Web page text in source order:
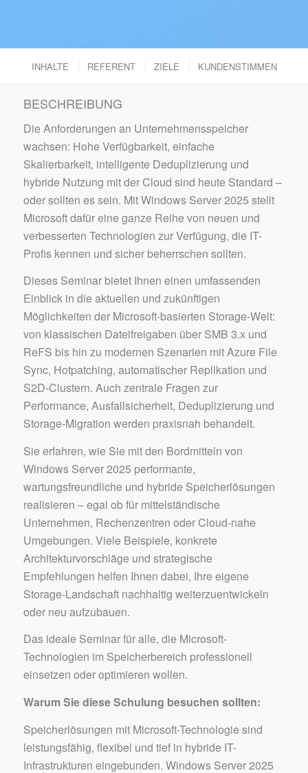
INHALTE REFERENT ZIELE KUNDENSTIMMEN
BESCHREIBUNG
Die Anforderungen an Unternehmensspeicher
wachsen: Hohe Verfügbarkeit, einfache
Skalierbarkeit, intelligente Deduplizierung und
hybride Nutzung mit der Cloud sind heute Standard –
oder sollten es sein. Mit Windows Server 2025 stellt
Microsoft dafür eine ganze Reihe von neuen und
verbesserten Technologien zur Verfügung, die IT-
Profis kennen und sicher beherrschen sollten.
Dieses Seminar bietet Ihnen einen umfassenden
Einblick in die aktuellen und zukünftigen
Möglichkeiten der Microsoft-basierten Storage-Welt:
von klassischen Dateifreigaben über SMB 3.x und
ReFS bis hin zu modernen Szenarien mit Azure File
Sync, Hotpatching, automatischer Replikation und
S2D-Clustern. Auch zentrale Fragen zur
Performance, Ausfallsicherheit, Deduplizierung und
Storage-Migration werden praxisnah behandelt.
Sie erfahren, wie Sie mit den Bordmitteln von
Windows Server 2025 performante,
wartungsfreundliche und hybride Speicherlösungen
realisieren – egal ob für mittelständische
Unternehmen, Rechenzentren oder Cloud-nahe
Umgebungen. Viele Beispiele, konkrete
Architekturvorschläge und strategische
Empfehlungen helfen Ihnen dabei, Ihre eigene
Storage-Landschaft nachhaltig weiterzuentwickeln
oder neu aufzubauen.
Das ideale Seminar für alle, die Microsoft-
Technologien im Speicherbereich professionell
einsetzen oder optimieren wollen.
Warum Sie diese Schulung besuchen sollten:
Speicherlösungen mit Microsoft-Technologie sind
leistungsfähig, flexibel und tief in hybride IT-
Infrastrukturen eingebunden. Windows Server 2025